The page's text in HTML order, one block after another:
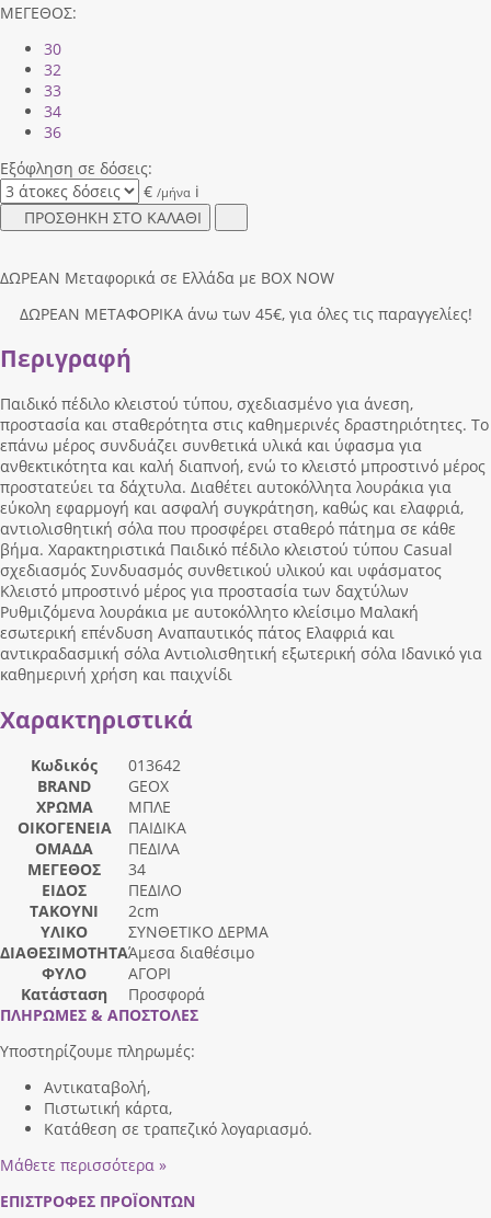
ΜΕΓΕΘΟΣ:
30
32
33
34
36
Εξόφληση σε δόσεις:
€ /μήνα i
ΠΡΟΣΘΗΚΗ ΣΤΟ ΚΑΛΑΘΙ
ΔΩΡΕΑΝ Μεταφορικά σε Ελλάδα με BOX NOW
ΔΩΡΕΑΝ ΜΕΤΑΦΟΡΙΚΑ άνω των 45€, για όλες τις παραγγελίες!
Περιγραφή
Παιδικό πέδιλο κλειστού τύπου, σχεδιασμένο για άνεση,
προστασία και σταθερότητα στις καθημερινές δραστηριότητες. Το
επάνω μέρος συνδυάζει συνθετικά υλικά και ύφασμα για
ανθεκτικότητα και καλή διαπνοή, ενώ το κλειστό μπροστινό μέρος
προστατεύει τα δάχτυλα. Διαθέτει αυτοκόλλητα λουράκια για
εύκολη εφαρμογή και ασφαλή συγκράτηση, καθώς και ελαφριά,
αντιολισθητική σόλα που προσφέρει σταθερό πάτημα σε κάθε
βήμα. Χαρακτηριστικά Παιδικό πέδιλο κλειστού τύπου Casual
σχεδιασμός Συνδυασμός συνθετικού υλικού και υφάσματος
Κλειστό μπροστινό μέρος για προστασία των δαχτύλων
Ρυθμιζόμενα λουράκια με αυτοκόλλητο κλείσιμο Μαλακή
εσωτερική επένδυση Αναπαυτικός πάτος Ελαφριά και
αντικραδασμική σόλα Αντιολισθητική εξωτερική σόλα Ιδανικό για
καθημερινή χρήση και παιχνίδι
Χαρακτηριστικά
Κωδικός
013642
BRAND
GEOX
ΧΡΩΜΑ
ΜΠΛΕ
ΟΙΚΟΓΕΝΕΙΑ
ΠΑΙΔΙΚΑ
ΟΜΑΔΑ
ΠΕΔΙΛΑ
ΜΕΓΕΘΟΣ
34
ΕΙΔΟΣ
ΠΕΔΙΛΟ
ΤΑΚΟΥΝΙ
2cm
ΥΛΙΚΟ
ΣΥΝΘΕΤΙΚΟ ΔΕΡΜΑ
ΔΙΑΘΕΣΙΜΟΤΗΤΑΆμεσα διαθέσιμο
ΦΥΛΟ
ΑΓΟΡΙ
Κατάσταση
Προσφορά
ΠΛΗΡΩΜΕΣ & ΑΠΟΣΤΟΛΕΣ
Υποστηρίζουμε πληρωμές:
Αντικαταβολή,
Πιστωτική κάρτα,
Κατάθεση σε τραπεζικό λογαριασμό.
Μάθετε περισσότερα »
ΕΠΙΣΤΡΟΦΕΣ ΠΡΟΪΟΝΤΩΝ